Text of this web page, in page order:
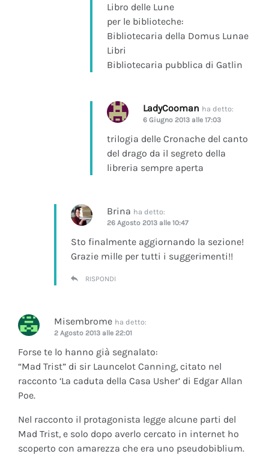
Libro delle Lune
per le biblioteche:
Bibliotecaria della Domus Lunae
Libri
Bibliotecaria pubblica di Gatlin
LadyCooman ha detto:
6 Giugno 2013 alle 17:03
trilogia delle Cronache del canto
del drago da il segreto della
libreria sempre aperta
Brina ha detto:
26 Agosto 2013 alle 10:47
Sto finalmente aggiornando la sezione!
Grazie mille per tutti i suggerimenti!!
RISPONDI
Misembrome ha detto:
2 Agosto 2013 alle 22:01
Forse te lo hanno già segnalato:
“Mad Trist” di sir Launcelot Canning, citato nel
racconto ‘La caduta della Casa Usher’ di Edgar Allan
Poe.
Nel racconto il protagonista legge alcune parti del
Mad Trist, e solo dopo averlo cercato in internet ho
scoperto con amarezza che era uno pseudobiblium.